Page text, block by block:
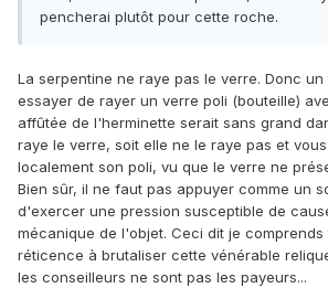
pencherai plutôt pour cette roche.
La serpentine ne raye pas le verre. Donc
essayer de rayer un verre poli (bouteille)
affûtée de l'herminette serait sans grand
raye le verre, soit elle ne le raye pas et
localement son poli, vu que le verre ne
Bien sûr, il ne faut pas appuyer comme un
d'exercer une pression susceptible de
mécanique de l'objet. Ceci dit je
réticence à brutaliser cette vénérable
les conseilleurs ne sont pas les payeurs...